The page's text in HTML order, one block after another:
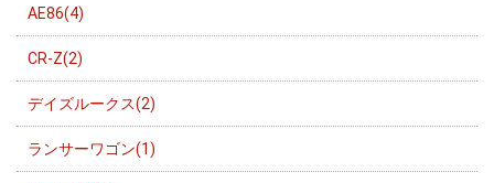
AE86(4)
CR-Z(2)
デイズルークス(2)
ランサーワゴン(1)